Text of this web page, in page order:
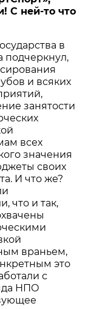
С ней-то что
в
подчеркнул,
и всяких
занятости
всех
значения
своих
И что же?
что и так,
враньем,
это
с
НПО